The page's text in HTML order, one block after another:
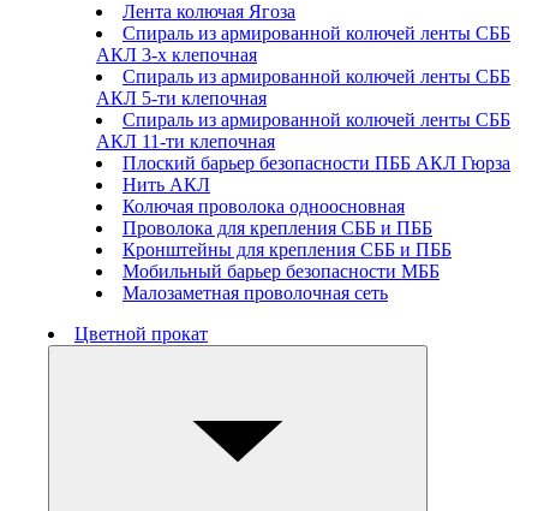
Лента колючая Ягоза
Спираль из армированной колючей ленты СББ
АКЛ 3-х клепочная
Спираль из армированной колючей ленты СББ
АКЛ 5-ти клепочная
Спираль из армированной колючей ленты СББ
АКЛ 11-ти клепочная
Плоский барьер безопасности ПББ АКЛ Гюрза
Нить АКЛ
Колючая проволока одноосновная
Проволока для крепления СББ и ПББ
Кронштейны для крепления СББ и ПББ
Мобильный барьер безопасности МББ
Малозаметная проволочная сеть
Цветной прокат